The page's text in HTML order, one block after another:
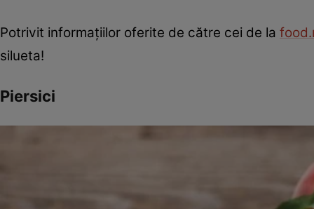
Potrivit informațiilor oferite de către cei de la
silueta!
Piersici